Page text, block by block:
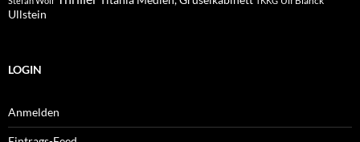
Ullstein
LOGIN
Anmelden